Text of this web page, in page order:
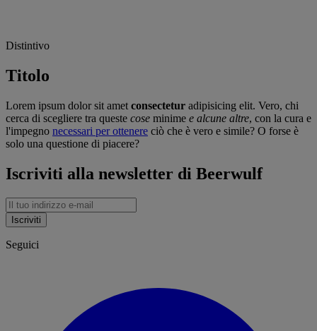
Distintivo
Titolo
Lorem ipsum dolor sit amet consectetur adipisicing elit. Vero, chi
cerca di scegliere tra queste cose minime e alcune altre, con la cura e
l'impegno necessari per ottenere ciò che è vero e simile? O forse è
solo una questione di piacere?
Iscriviti alla newsletter di Beerwulf
Iscriviti
Seguici